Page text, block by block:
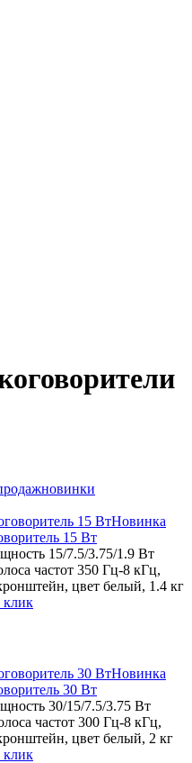
новинки
Новинка
15 Вт
15/7.5/3.75/1.9 Вт
частот 350 Гц-8 кГц,
цвет белый, 1.4 кг
клик
Новинка
30 Вт
30/15/7.5/3.75 Вт
частот 300 Гц-8 кГц,
цвет белый, 2 кг
клик